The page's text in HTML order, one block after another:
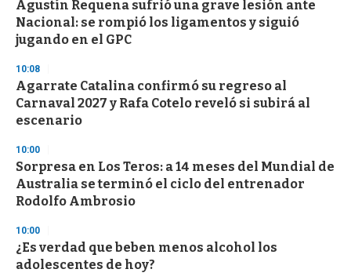
Agustín Requena sufrió una grave lesión ante
Nacional: se rompió los ligamentos y siguió
jugando en el GPC
10:08
Agarrate Catalina confirmó su regreso al
Carnaval 2027 y Rafa Cotelo reveló si subirá al
escenario
10:00
Sorpresa en Los Teros: a 14 meses del Mundial de
Australia se terminó el ciclo del entrenador
Rodolfo Ambrosio
10:00
¿Es verdad que beben menos alcohol los
adolescentes de hoy?